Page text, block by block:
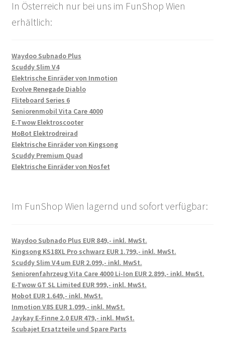
In Österreich nur bei uns im FunShop Wien
erhältlich:
Waydoo Subnado Plus
Scuddy Slim V4
Elektrische Einräder von Inmotion
Evolve Renegade Diablo
Fliteboard Series 6
Seniorenmobil Vita Care 4000
E-Twow Elektroscooter
MoBot Elektrodreirad
Elektrische Einräder von Kingsong
Scuddy Premium Quad
Elektrische Einräder von Nosfet
Im FunShop Wien lagernd und sofort verfügbar:
Waydoo Subnado Plus EUR 849,- inkl. MwSt.
Kingsong KS18XL Pro schwarz EUR 1.799,- inkl. MwSt.
Scuddy Slim V4 um EUR 2.099,- inkl. MwSt.
Seniorenfahrzeug Vita Care 4000 Li-Ion EUR 2.899,- inkl. MwSt.
E-Twow GT SL Limited EUR 999,- inkl. MwSt.
Mobot EUR 1.649,- inkl. MwSt.
Inmotion V8S EUR 1.099,- inkl. MwSt.
Jaykay E-Finne 2.0 EUR 479,- inkl. MwSt.
Scubajet Ersatzteile und Spare Parts